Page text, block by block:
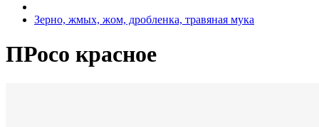
Зерно, жмых, жом, дробленка, травяная мука
ПРосо красное